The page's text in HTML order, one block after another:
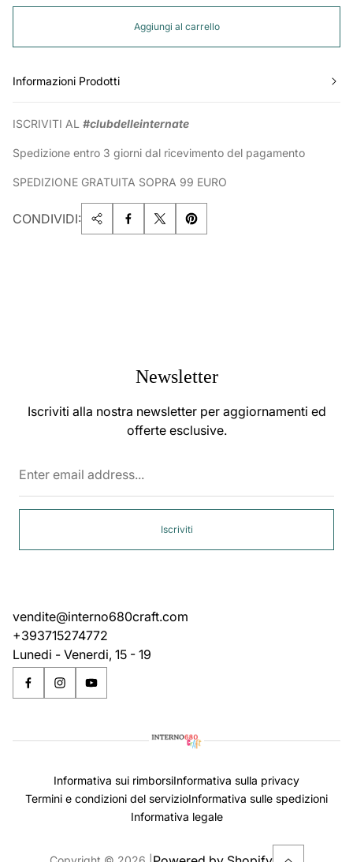
Aggiungi al carrello
Informazioni Prodotti
ISCRIVITI AL #clubdelleinternate
Spedizione entro 3 giorni dal ricevimento del pagamento
SPEDIZIONE GRATUITA SOPRA 99 EURO
CONDIVIDI:
Newsletter
Iscriviti alla nostra newsletter per aggiornamenti ed
offerte esclusive.
Iscriviti
vendite@interno680craft.com
+393715274772
Lunedi - Venerdi, 15 - 19
Informativa sui rimborsiInformativa sulla privacy
Termini e condizioni del servizioInformativa sulle spedizioni
Informativa legale